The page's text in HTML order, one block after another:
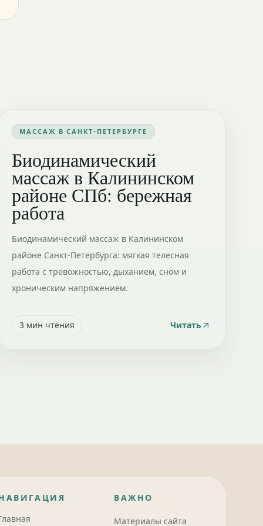
МАССАЖ В САНКТ-ПЕТЕРБУРГЕ
Биодинамический
массаж в Калининском
районе СПб: бережная
работа
Биодинамический массаж в Калининском
районе Санкт-Петербурга: мягкая телесная
работа с тревожностью, дыханием, сном и
хроническим напряжением.
3мин чтения Читать
ВАЖНО
Материалы сайта